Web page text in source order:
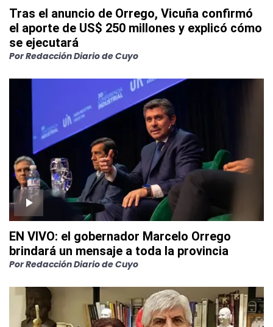
Tras el anuncio de Orrego, Vicuña confirmó
el aporte de US$ 250 millones y explicó cómo
se ejecutará
PorRedacción Diario de Cuyo
EN VIVO: el gobernador Marcelo Orrego
brindará un mensaje a toda la provincia
PorRedacción Diario de Cuyo